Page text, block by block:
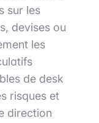
sur les
devises ou
les
de desk
risques et
direction